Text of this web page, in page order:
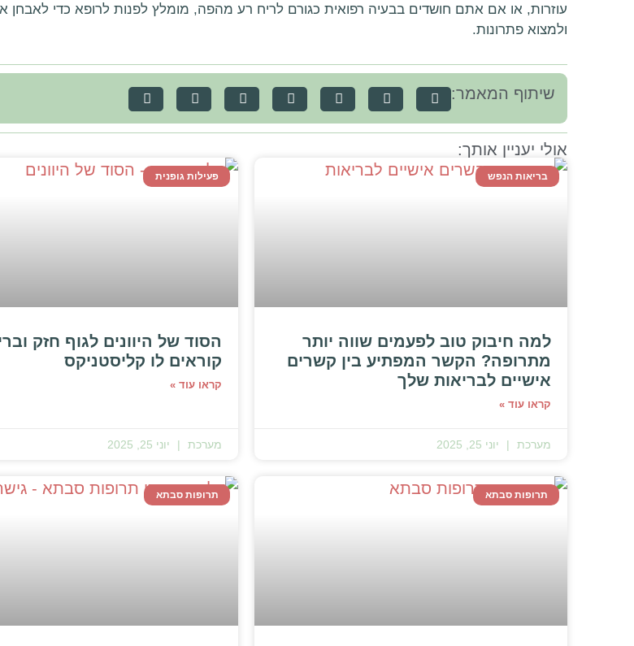
עוזרות, או אם אתם חושדים בבעיה רפואית כגורם לריח רע מהפה, מומלץ לפנות לרופא כדי לאבחן
ולמצוא פתרונות.
שיתוף המאמר:
אולי יעניין אותך:
בריאות הנפש
למה חיבוק טוב לפעמים שווה יותר
מתרופה? הקשר המפתיע בין קשרים
אישיים לבריאות שלך
קראו עוד »
מערכת יוני 25, 2025
פעילות גופנית
הסוד של היוונים לגוף חזק
קוראים לו קליסטניקס
קראו עוד »
מערכת יוני 25, 2025
תרופות סבתא תרופות סבתא